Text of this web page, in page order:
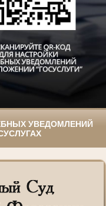
УВЕДОМЛЕНИЙ